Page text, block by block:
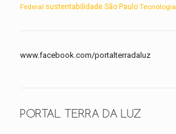
Federal sustentabilidade São Paulo Tecnologia
www.facebook.com/portalterradaluz
PORTAL TERRA DA LUZ